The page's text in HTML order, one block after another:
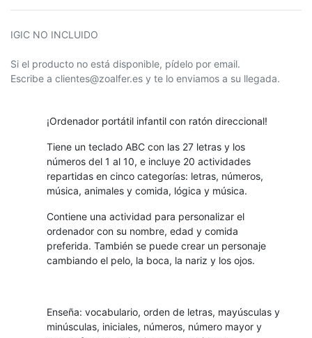
IGIC NO INCLUIDO
Si el producto no está disponible, pídelo por email.
Escribe a clientes@zoalfer.es y te lo enviamos a su llegada.
¡Ordenador portátil infantil con ratón direccional!
Tiene un teclado ABC con las 27 letras y los
números del 1 al 10, e incluye 20 actividades
repartidas en cinco categorías: letras, números,
música, animales y comida, lógica y música.
Contiene una actividad para personalizar el
ordenador con su nombre, edad y comida
preferida. También se puede crear un personaje
cambiando el pelo, la boca, la nariz y los ojos.
Enseña: vocabulario, orden de letras, mayúsculas y
minúsculas, iniciales, números, número mayor y